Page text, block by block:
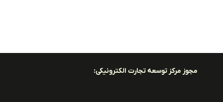
مجوز مرکز توسعه تجارت الکترونیکی: